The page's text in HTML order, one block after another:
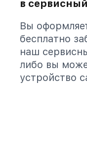
в
Вы
бесплатно
наш
либо вы
устройство